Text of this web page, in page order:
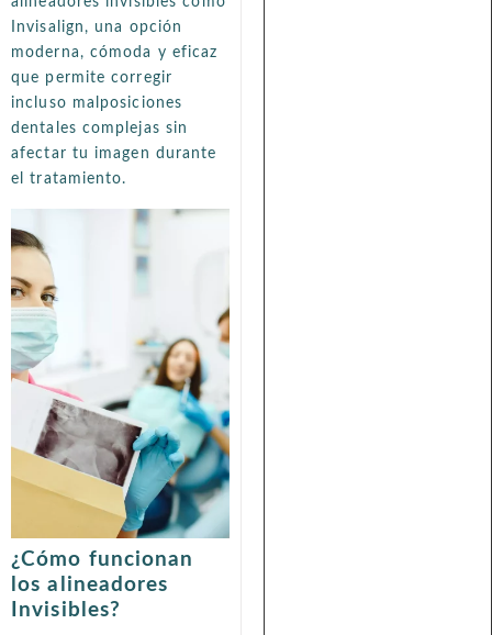
Invisalign, una opción
moderna, cómoda y eficaz
que permite corregir
incluso malposiciones
dentales complejas sin
afectar tu imagen durante
el tratamiento.
¿Cómo funcionan
los alineadores
Invisibles?